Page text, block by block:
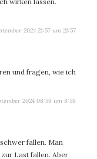
2024 21:57 um 21:57
und fragen, wie ich
2024 08:59 um 8:59
fallen. Man
Last fallen. Aber